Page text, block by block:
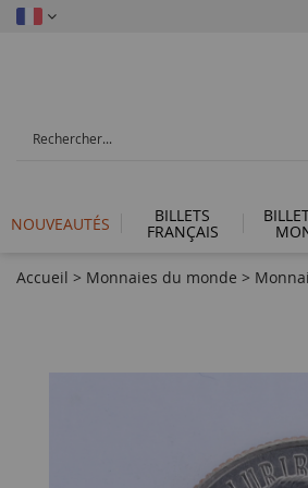
NOUVEAUTÉS BILLETS
FRANÇAIS
Accueil > Monnaies du monde >